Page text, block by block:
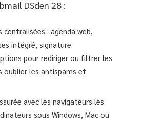
DSden 28 :
: agenda web,
intégré, signature
pour rediriger ou filtrer les
oublier les antispams et
avec les navigateurs les
sous Windows, Mac ou